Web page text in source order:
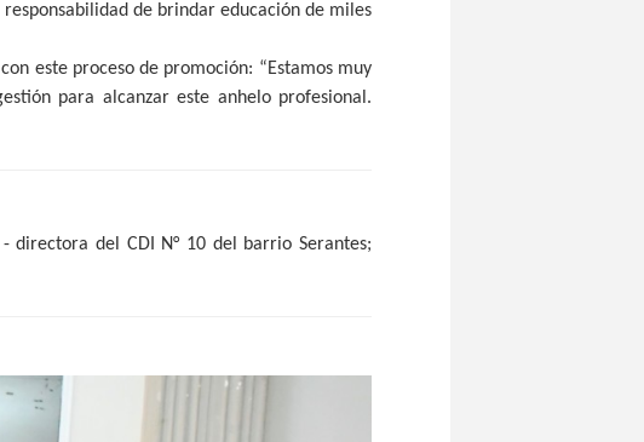
de brindar educación de miles
este proceso de promoción: “Estamos muy
para alcanzar este anhelo profesional.
directora del CDI N° 10 del barrio Serantes;